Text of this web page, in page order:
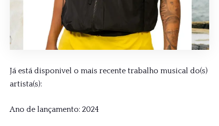
Já está disponivel o mais recente trabalho musical do(s)
artista(s):
Ano de lançamento: 2024